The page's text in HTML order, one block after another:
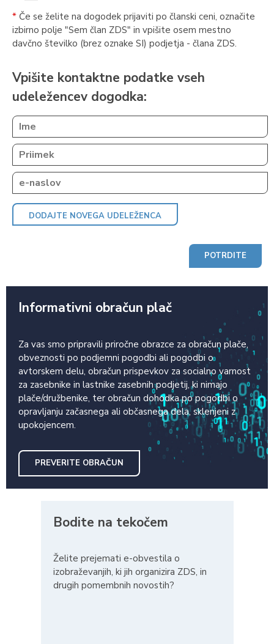
* Če se želite na dogodek prijaviti po članski ceni, označite
izbirno polje "Sem član ZDS" in vpišite osem mestno
davčno številko (brez oznake SI) podjetja - člana ZDS.
Vpišite kontaktne podatke vseh
udeležencev dogodka:
DODAJTE NOVEGA UDELEŽENCA
Informativni obračun plač
Za vas smo pripravili priročne obrazce za obračun plače,
obveznosti po podjemni pogodbi ali pogodbi o
avtorskem delu, obračun prispevkov za socialno varnost
za zasebnike in lastnike zasebnih podjetij, ki nimajo
plače/družbenike, ter obračun dohodka po pogodbi o
opravljanju začasnega ali občasnega dela, sklenjeni z
upokojencem.
PREVERITE OBRAČUN
Bodite na tekočem
Želite prejemati e-obvestila o
izobraževanjih, ki jih organizira ZDS, in
drugih pomembnih novostih?